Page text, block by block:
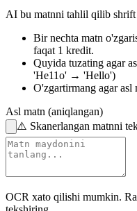
AI bu matnni tahlil qilib
Bir nechta matn
faqat 1 kredit.
Quyida tuzating agar
'He11o' → 'Hello')
O'zgartirmang agar asl
Asl matn (aniqlangan)
⚠️ Skanerlangan matnni
OCR xato qilishi mumkin.